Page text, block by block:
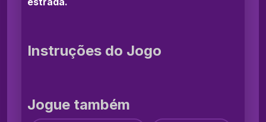
Instruções do Jogo
Jogue também